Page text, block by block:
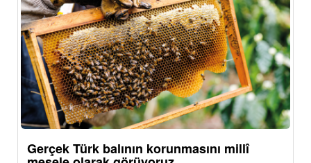
Gerçek Türk balının korunmasını millî